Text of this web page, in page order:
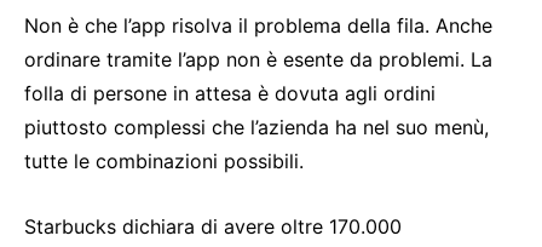
Non è che l’app risolva il problema della fila. Anche
ordinare tramite l’app non è esente da problemi. La
folla di persone in attesa è dovuta agli ordini
piuttosto complessi che l’azienda ha nel suo menù,
tutte le combinazioni possibili.
Starbucks dichiara di avere oltre 170.000